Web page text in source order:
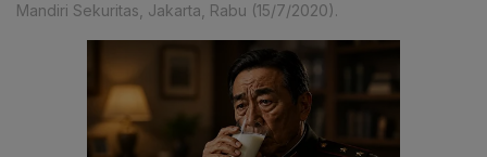
Mandiri Sekuritas, Jakarta, Rabu (15/7/2020).